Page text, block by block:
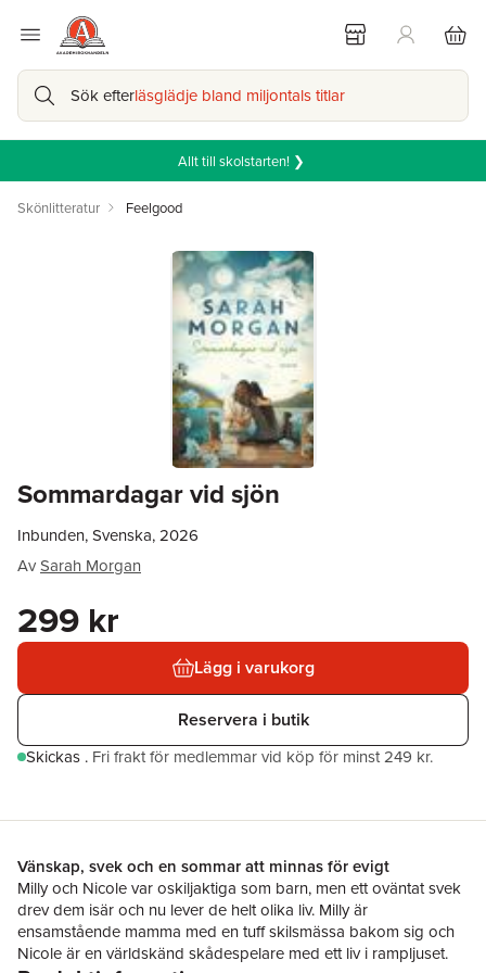
Sök efterläsglädje bland miljontals titlar
Allt till skolstarten! ❯
Skönlitteratur Feelgood
Sommardagar vid sjön
Inbunden, Svenska, 2026
AvSarah Morgan
299 kr
Lägg i varukorg
Reservera i butik
Skickas . Fri frakt för medlemmar vid köp för minst 249 kr.
Vänskap, svek och en sommar att minnas för evigt
Milly och Nicole var oskiljaktiga som barn, men ett ovän­tat svek
drev dem isär och nu lever de helt olika liv. Milly är
ensamstående mamma med en tuff skilsmässa bakom sig och
Nicole är en världskänd skådespelare med ett liv i rampljuset.